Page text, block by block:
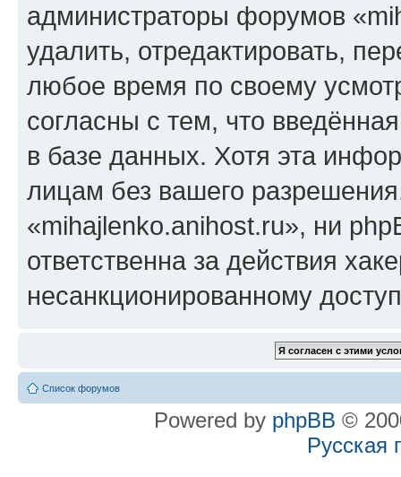
администраторы форумов
удалить, отредактировать,
любое время по своему
согласны с тем, что
в базе данных. Хотя эта
лицам без вашего
«mihajlenko.anihost.ru», ни
ответственна за действия
несанкционированному
Список форумов
Powered by phpBB ©
Русская